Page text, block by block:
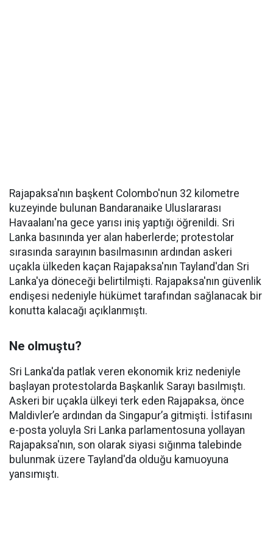
Rajapaksa'nın başkent Colombo'nun 32 kilometre
kuzeyinde bulunan Bandaranaike Uluslararası
Havaalanı'na gece yarısı iniş yaptığı öğrenildi. Sri
Lanka basınında yer alan haberlerde; protestolar
sırasında sarayının basılmasının ardından askeri
uçakla ülkeden kaçan Rajapaksa'nın Tayland'dan Sri
Lanka'ya döneceği belirtilmişti. Rajapaksa'nın güvenlik
endişesi nedeniyle hükümet tarafından sağlanacak bir
konutta kalacağı açıklanmıştı.
Ne olmuştu?
Sri Lanka'da patlak veren ekonomik kriz nedeniyle
başlayan protestolarda Başkanlık Sarayı basılmıştı.
Askeri bir uçakla ülkeyi terk eden Rajapaksa, önce
Maldivler’e ardından da Singapur’a gitmişti. İstifasını
e-posta yoluyla Sri Lanka parlamentosuna yollayan
Rajapaksa'nın, son olarak siyasi sığınma talebinde
bulunmak üzere Tayland'da olduğu kamuoyuna
yansımıştı.